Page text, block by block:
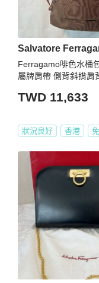
Salvatore
Ferragamo啡色水桶
屬牌肩帶 側背斜揹肩
TWD 11,633
狀況良好 香港